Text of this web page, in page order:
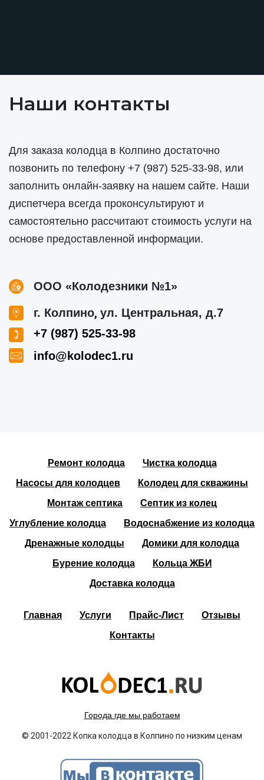
Наши контакты
Для заказа колодца в Колпино достаточно
позвонить по телефону +7 (987) 525-33-98, или
заполнить онлайн-заявку на нашем сайте. Наши
диспетчера всегда проконсультируют и
самостоятельно рассчитают стоимость услуги на
основе предоставленной информации.
ООО «Колодезники №1»
г. Колпино, ул. Центральная, д.7
+7 (987) 525-33-98
info@kolodec1.ru
Ремонт колодца
Чистка колодца
Насосы для колодцев
Колодец для скважины
Монтаж септика
Септик из колец
Углубление колодца
Водоснабжение из колодца
Дренажные колодцы
Домики для колодца
Бурение колодца
Кольца ЖБИ
Доставка колодца
Главная Услуги Прайс-Лист
Отзывы
Контакты
Города где мы работаем
© 2001-2022 Копка колодца в Колпино по низким ценам